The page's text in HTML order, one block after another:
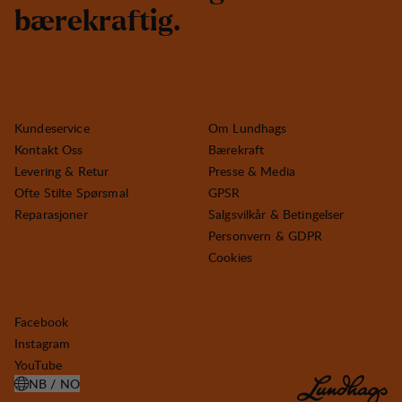
bærekraftig.
Kundeservice
Kontakt Oss
Levering & Retur
Ofte Stilte Spørsmal
Reparasjoner
Om Lundhags
Bærekraft
Presse & Media
GPSR
Salgsvilkår & Betingelser
Personvern & GDPR
Cookies
Facebook
Instagram
YouTube
NB / NO
ÅPNE VELG LAND